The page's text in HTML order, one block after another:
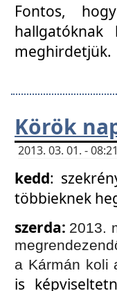
Fontos,
meghirdetjük.
Körök
2013. 03. 01. -
kedd:
többieknek
szerda: 2013.
a Kármán koli
is